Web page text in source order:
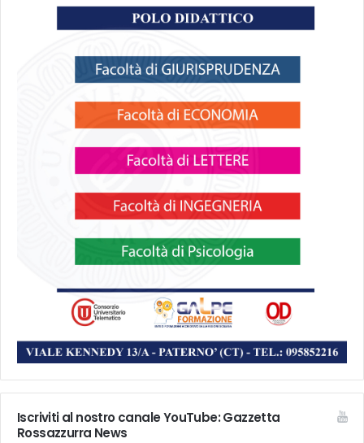
Iscriviti al nostro canale YouTube: Gazzetta
Rossazzurra News